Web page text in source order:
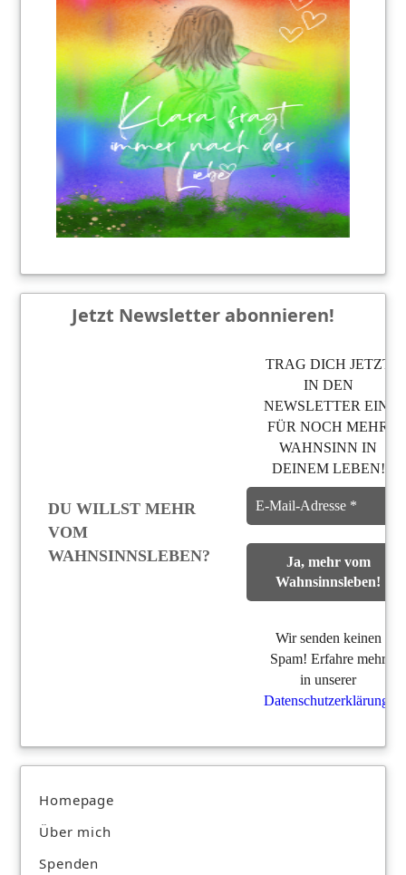
Jetzt Newsletter abonnieren!
DU WILLST MEHR
VOM
WAHNSINNSLEBEN?
TRAG DICH JETZT
IN DEN
NEWSLETTER EIN,
FÜR NOCH MEHR
WAHNSINN IN
DEINEM LEBEN!
Wir senden keinen
Spam! Erfahre mehr
in unserer
Datenschutzerklärung
Homepage
Über mich
Spenden